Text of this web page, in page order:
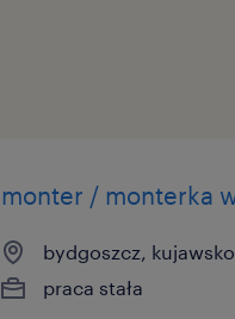
monter / monterka
bydgoszcz,
praca stała